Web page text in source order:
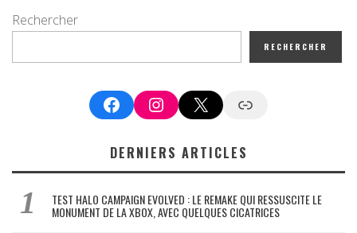
Rechercher
RECHERCHER
FacebookInstagram
X Google News
DERNIERS ARTICLES
TEST HALO CAMPAIGN EVOLVED : LE REMAKE QUI RESSUSCITE LE
MONUMENT DE LA XBOX, AVEC QUELQUES CICATRICES